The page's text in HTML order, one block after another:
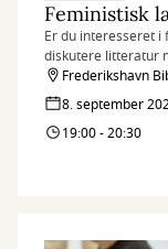
Feministisk
Er du interesseret i
diskutere litteratur
Frederikshavn
8. september
19:00 - 20:30